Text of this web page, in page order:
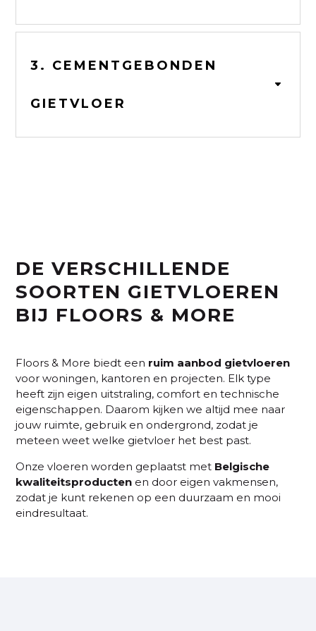
3. CEMENTGEBONDEN
GIETVLOER
DE VERSCHILLENDE
SOORTEN GIETVLOEREN
BIJ FLOORS & MORE
Floors & More biedt een ruim aanbod gietvloeren
voor woningen, kantoren en projecten. Elk type
heeft zijn eigen uitstraling, comfort en technische
eigenschappen. Daarom kijken we altijd mee naar
jouw ruimte, gebruik en ondergrond, zodat je
meteen weet welke gietvloer het best past.
Onze vloeren worden geplaatst met Belgische
kwaliteitsproducten en door eigen vakmensen,
zodat je kunt rekenen op een duurzaam en mooi
eindresultaat.